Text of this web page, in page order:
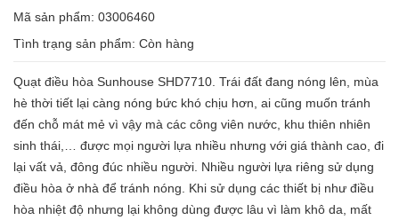
Mã sản phẩm: 03006460
Tình trạng sản phẩm: Còn hàng
Quạt điều hòa Sunhouse SHD7710. Trái đất đang nóng lên, mùa
hè thời tiết lại càng nóng bức khó chịu hơn, ai cũng muốn tránh
đến chỗ mát mẻ vì vậy mà các công viên nước, khu thiên nhiên
sinh thái,… được mọi người lựa nhiều nhưng với giá thành cao, đi
lại vất vả, đông đúc nhiều người. Nhiều người lựa riêng sử dụng
điều hòa ở nhà để tránh nóng. Khi sử dụng các thiết bị như điều
hòa nhiệt độ nhưng lại không dùng được lâu vì làm khô da, mất